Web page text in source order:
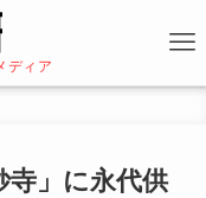
ディア
寺」に永代供